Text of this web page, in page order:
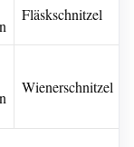
Fläskschnitzel
Wienerschnitzel